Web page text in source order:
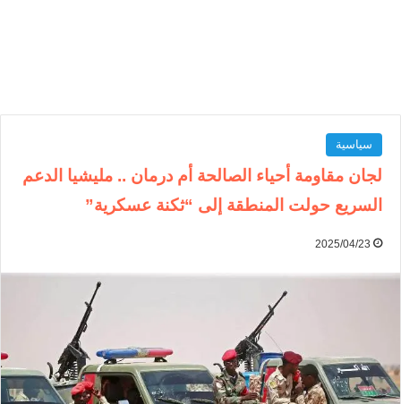
سياسية
لجان مقاومة أحياء الصالحة أم درمان .. مليشيا الدعم
السريع حولت المنطقة إلى “ثكنة عسكرية”
2025/04/23